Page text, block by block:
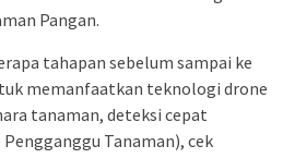
Pangan.
tahapan sebelum sampai ke
memanfaatkan teknologi drone
tanaman, deteksi cepat
Tanaman), cek